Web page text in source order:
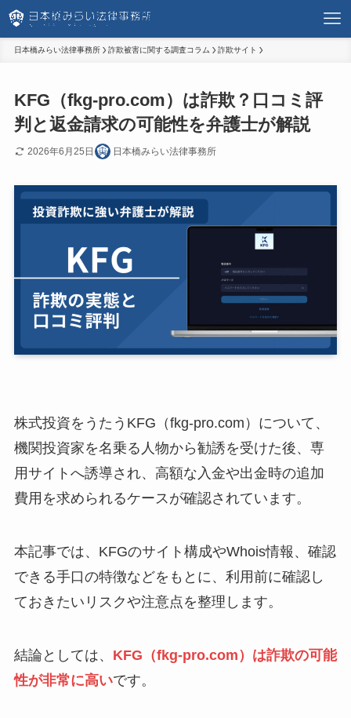
日本橋みらい法律事務所 詐欺被害に関する調査コラム 詐欺サイト
KFG（fkg-pro.com）は詐欺？口コミ評
判と返金請求の可能性を弁護士が解説
2026年6月25日 日本橋みらい法律事務所
株式投資をうたうKFG（fkg-pro.com）について、
機関投資家を名乗る人物から勧誘を受けた後、専
用サイトへ誘導され、高額な入金や出金時の追加
費用を求められるケースが確認されています。
本記事では、KFGのサイト構成やWhois情報、確認
できる手口の特徴などをもとに、利用前に確認し
ておきたいリスクや注意点を整理します。
結論としては、 KFG（fkg-pro.com）は詐欺の可能
性が非常に高いです。